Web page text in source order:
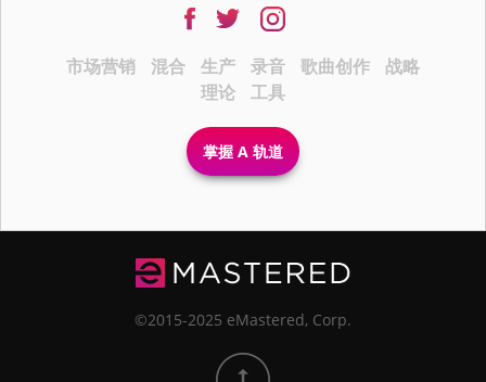
市场营销 混合 生产 录音 歌曲创作
战略
理论
工具
掌握 A 轨道
©2015-2025 eMastered, Corp.